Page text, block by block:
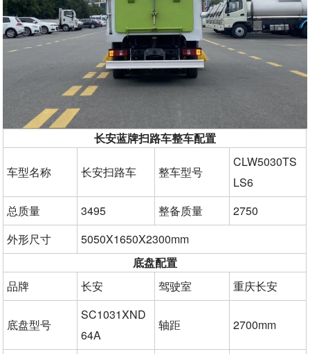
长安蓝牌扫路车整车配置
车型名称 长安扫路车 整车型号
CLW5030TS
LS6
总质量
3495 整备质量
2750
外形尺寸
5050X1650X2300mm
底盘配置
品牌
长安 驾驶室 重庆长安
底盘型号
SC1031XND
64A
轴距 2700mm